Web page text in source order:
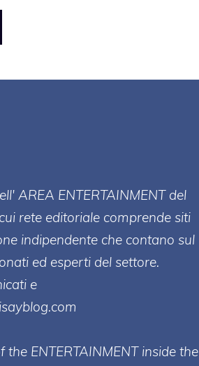
AREA ENTERTAINMENT del
rete editoriale comprende siti
indipendente che contano sul
ed esperti del settore.
e
ENTERTAINMENT inside the